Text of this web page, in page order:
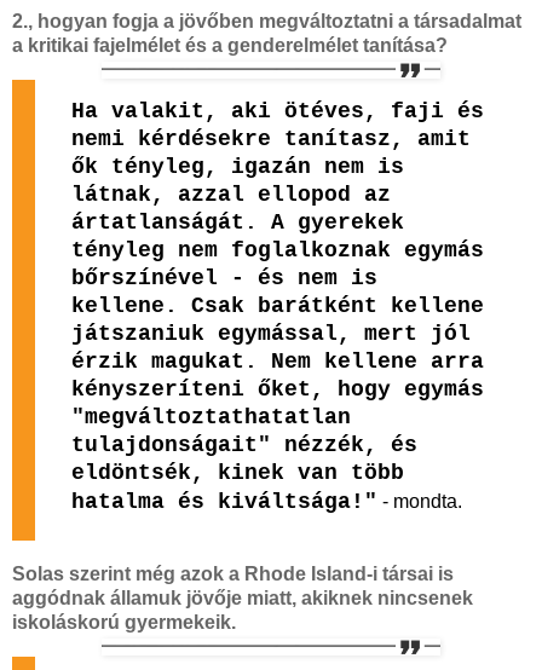
2., hogyan fogja a jövőben megváltoztatni a társadalmat
a kritikai fajelmélet és a genderelmélet tanítása?
Ha valakit, aki ötéves, faji és
nemi kérdésekre tanítasz, amit
ők tényleg, igazán nem is
látnak, azzal ellopod az
ártatlanságát. A gyerekek
tényleg nem foglalkoznak egymás
bőrszínével - és nem is
kellene. Csak barátként kellene
játszaniuk egymással, mert jól
érzik magukat. Nem kellene arra
kényszeríteni őket, hogy egymás
"megváltoztathatatlan
tulajdonságait" nézzék, és
eldöntsék, kinek van több
hatalma és kiváltsága!" - mondta.
Solas szerint még azok a Rhode Island-i társai is
aggódnak államuk jövője miatt, akiknek nincsenek
iskoláskorú gyermekeik.